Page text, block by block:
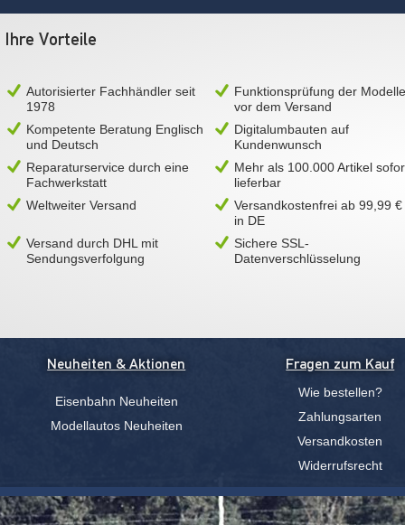
Ihre Vorteile
Autorisierter Fachhändler seit
1978
Funktionsprüfung der Modelle
vor dem Versand
Kompetente Beratung Englisch
und Deutsch
Digitalumbauten auf
Kundenwunsch
Reparaturservice durch eine
Fachwerkstatt
Mehr als 100.000 Artikel
lieferbar
Weltweiter Versand
Versandkostenfrei ab 99,99 €
in DE
Versand durch DHL mit
Sendungsverfolgung
Sichere SSL-
Datenverschlüsselung
Neuheiten & Aktionen
Eisenbahn Neuheiten
Modellautos Neuheiten
Fragen zum Kauf
Wie bestellen?
Zahlungsarten
Versandkosten
Widerrufsrecht